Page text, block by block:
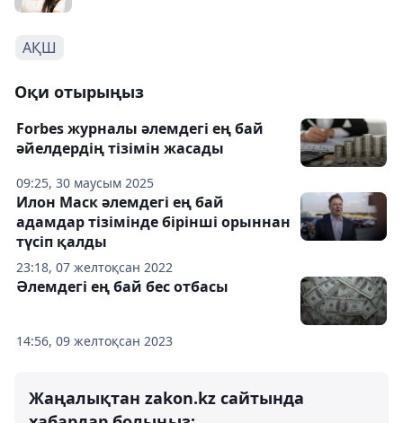
АҚШ
Оқи отырыңыз
09:25, 30 маусым 2025
Forbes журналы әлемдегі ең бай
әйелдердің тізімін жасады
23:18, 07 желтоқсан 2022
Илон Маск әлемдегі ең бай
адамдар тізімінде бірінші орыннан
түсіп қалды
14:56, 09 желтоқсан 2023
Әлемдегі ең бай бес отбасы
Жаңалықтан zakon.kz сайтында